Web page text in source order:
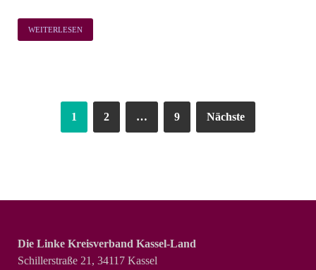
WEITERLESEN
1 2 … 9 Nächste
Die Linke Kreisverband Kassel-Land
Schillerstraße 21, 34117 Kassel